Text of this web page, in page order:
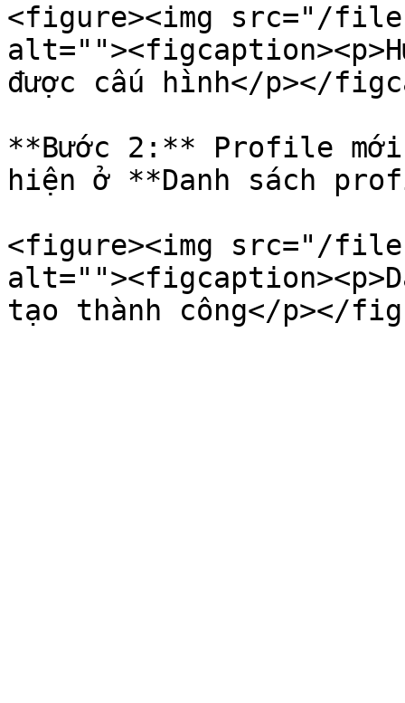
<figure><img src="/
được cấu hình</p></
**Bước 2:** Profile
hiện ở **Danh sách
<figure><img src="/